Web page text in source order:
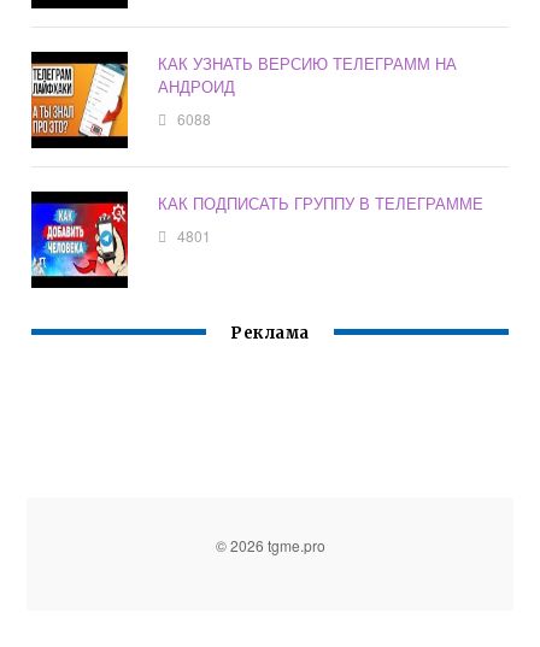
КАК УЗНАТЬ ВЕРСИЮ ТЕЛЕГРАММ НА
АНДРОИД
6088
КАК ПОДПИСАТЬ ГРУППУ В ТЕЛЕГРАММЕ
4801
Реклама
© 2026 tgme.pro